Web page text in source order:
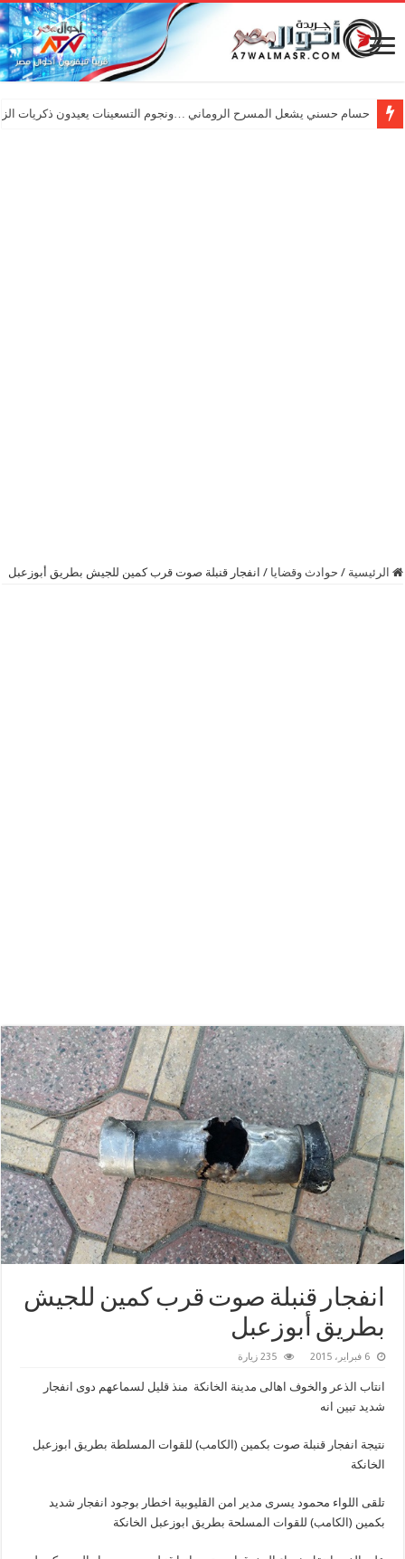
حسام حسني يشعل المسرح الروماني …ونجوم التسعينات يعيدون ذكريات
الرئيسية / حوادث وقضايا / انفجار قنبلة صوت قرب كمين للجيش بطريق أبوزعبل
انفجار قنبلة صوت قرب كمين للجيش
بطريق أبوزعبل
6 فبراير، 2015 235 زيارة
انتاب الذعر والخوف اهالى مدينة الخانكة منذ قليل لسماعهم دوى انفجار
شديد تبين انه
نتيجة انفجار قنبلة صوت بكمين (الكامب) للقوات المسلطة بطريق ابوزعبل
الخانكة
تلقى اللواء محمود يسرى مدير امن القليوبية اخطار بوجود انفجار شديد
بكمين (الكامب) للقوات المسلحة بطريق ابوزعبل الخانكة